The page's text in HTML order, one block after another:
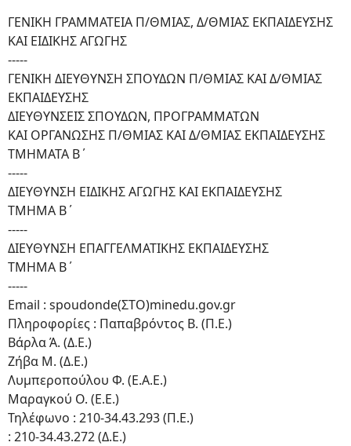
ΓΕΝΙΚΗ ΓΡΑΜΜΑΤΕΙΑ Π/ΘΜΙΑΣ, Δ/ΘΜΙΑΣ ΕΚΠΑΙΔΕΥΣΗΣ
ΚΑΙ ΕΙΔΙΚΗΣ ΑΓΩΓΗΣ
-----
ΓΕΝΙΚΗ ΔΙΕΥΘΥΝΣΗ ΣΠΟΥΔΩΝ Π/ΘΜΙΑΣ ΚΑΙ Δ/ΘΜΙΑΣ
ΕΚΠΑΙΔΕΥΣΗΣ
ΔΙΕΥΘΥΝΣΕΙΣ ΣΠΟΥΔΩΝ, ΠΡΟΓΡΑΜΜΑΤΩΝ
ΚΑΙ ΟΡΓΑΝΩΣΗΣ Π/ΘΜΙΑΣ ΚΑΙ Δ/ΘΜΙΑΣ ΕΚΠΑΙΔΕΥΣΗΣ
ΤΜΗΜΑΤΑ Β΄
-----
ΔΙΕΥΘΥΝΣΗ ΕΙΔΙΚΗΣ ΑΓΩΓΗΣ ΚΑΙ ΕΚΠΑΙΔΕΥΣΗΣ
ΤΜΗΜΑ Β΄
-----
ΔΙΕΥΘΥΝΣΗ ΕΠΑΓΓΕΛΜΑΤΙΚΗΣ ΕΚΠΑΙΔΕΥΣΗΣ
ΤΜΗΜΑ Β΄
-----
Email : spoudonde(ΣΤΟ)minedu.gov.gr
Πληροφορίες : Παπαβρόντος Β. (Π.Ε.)
Βάρλα Ά. (Δ.Ε.)
Ζήβα Μ. (Δ.Ε.)
Λυμπεροπούλου Φ. (Ε.Α.Ε.)
Μαραγκού Ο. (Ε.Ε.)
Τηλέφωνο : 210-34.43.293 (Π.Ε.)
: 210-34.43.272 (Δ.Ε.)